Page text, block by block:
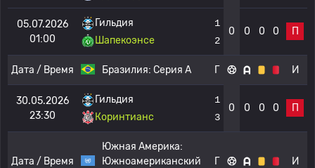
05.07.2026
01:00
Гильдия
Шапекоэнсе
1
2
0 0 0 0 П
Дата / Время Бразилия: Серия А Г И
30.05.2026
23:30
Гильдия
Коринтианс
1
3
0 0 0 0 П
Дата / Время
Южная Америка:
Южноамериканский
Г И